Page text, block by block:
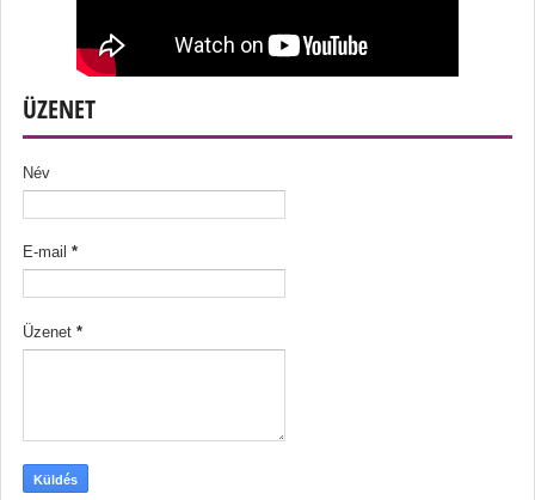
ÜZENET
Név
E-mail *
Üzenet *